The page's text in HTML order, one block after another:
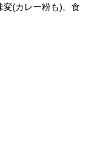
(カレー粉も)。食